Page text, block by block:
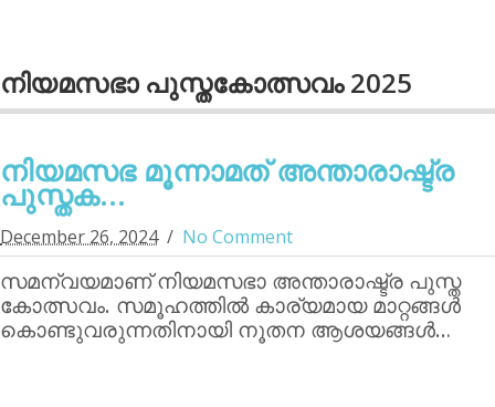
നിയമസഭാ പുസ്തകോത്സവം 2025
നിയമസഭ മൂന്നാമത് അന്താരാഷ്ട്ര
പുസ്തക...
December 26, 2024 No Comment
സമന്വയമാണ് നിയമസഭാ അന്താരാഷ്ട്ര പുസ്ത
കോത്സവം. സമൂഹത്തില്‍ കാര്യമായ മാറ്റങ്ങള്‍
കൊണ്ടുവരുന്നതിനായി നൂതന ആശയങ്ങള്‍…